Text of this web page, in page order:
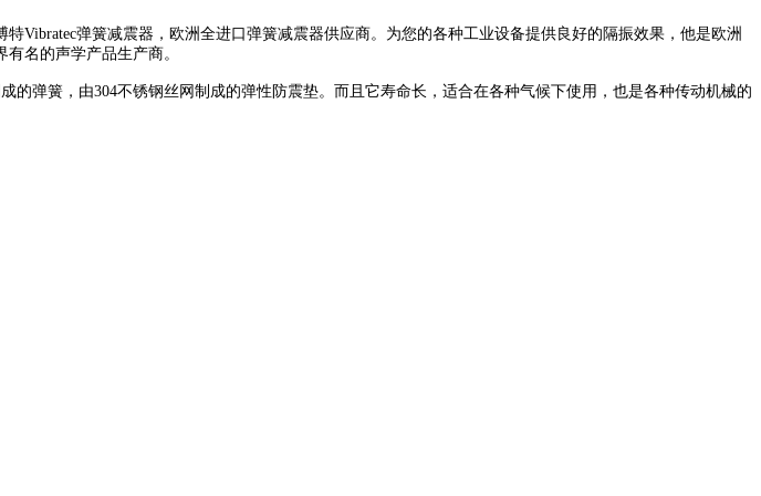
特Vibratec弹簧减震器，欧洲全进口弹簧减震器供应商。为您的各种工业设备提供良好的隔振效果，他是欧洲
有名的声学产品生产商。
弹簧，由304不锈钢丝网制成的弹性防震垫。而且它寿命长，适合在各种气候下使用，也是各种传动机械的